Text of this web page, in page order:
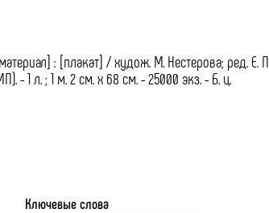
: [плакат] / худож. М. Нестерова; ред. Е.
- 1 л. ; 1 м. 2 см. х 68 см. - 25000 экз. - Б. ц.
Ключевые слова